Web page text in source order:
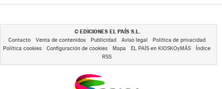
© EDICIONES EL PAÍS S.L.
Contacto Venta de contenidos Publicidad Aviso legal
Política de privacidad
Política cookies
Configuración de cookies Mapa EL PAÍS en KIOSKOyMÁS
Índice
RSS